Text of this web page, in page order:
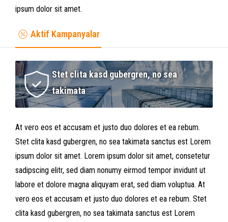
ipsum dolor sit amet.
Aktif Kampanyalar
Stet clita kasd gubergren, no sea
takimata
At vero eos et accusam et justo duo dolores et ea rebum.
Stet clita kasd gubergren, no sea takimata sanctus est Lorem
ipsum dolor sit amet. Lorem ipsum dolor sit amet, consetetur
sadipscing elitr, sed diam nonumy eirmod tempor invidunt ut
labore et dolore magna aliquyam erat, sed diam voluptua. At
vero eos et accusam et justo duo dolores et ea rebum. Stet
clita kasd gubergren, no sea takimata sanctus est Lorem